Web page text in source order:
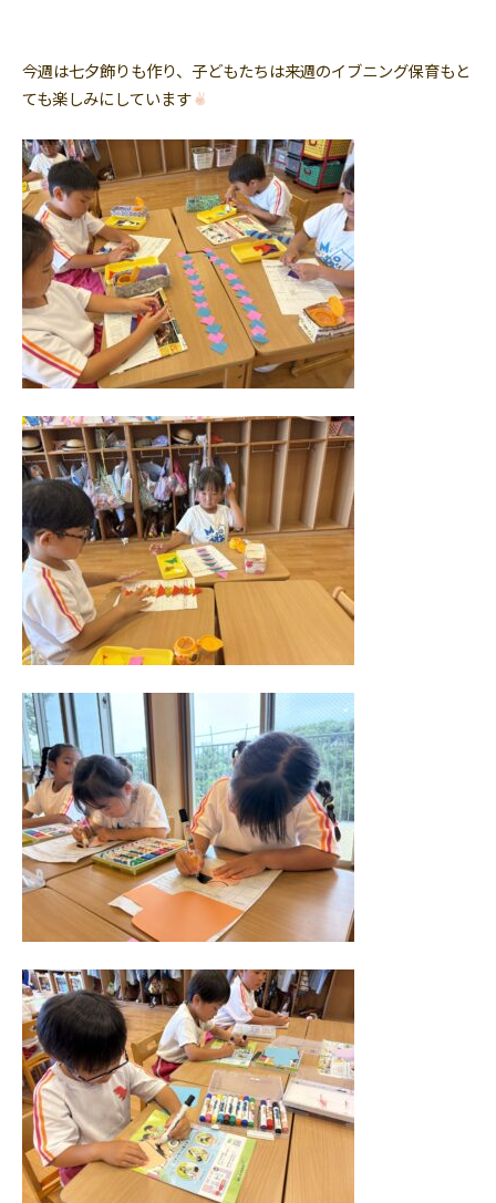
今週は七夕飾りも作り、子どもたちは来週のイブニング保育もと
ても楽しみにしています